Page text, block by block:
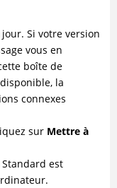
Si votre version
vous en
boîte de
la
connexes
sur Mettre à
est